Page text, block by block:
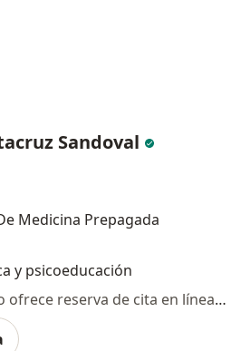
Sandoval
Medicina Prepagada
y psicoeducación
Este especialista no ofrece reserva de cita en línea en esta dirección.